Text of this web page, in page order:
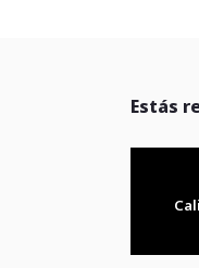
Estás